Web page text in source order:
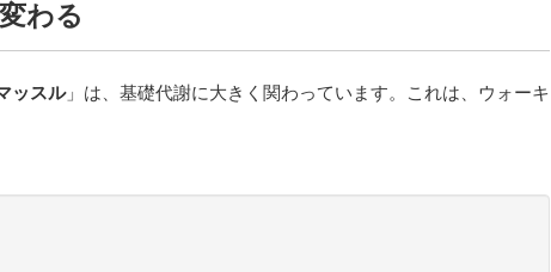
わる
ッスル」は、基礎代謝に大きく関わっています。これは、ウォーキ